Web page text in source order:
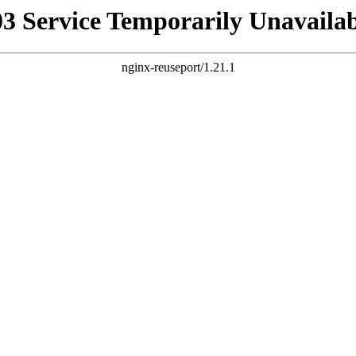
Service Temporarily
nginx-reuseport/1.21.1